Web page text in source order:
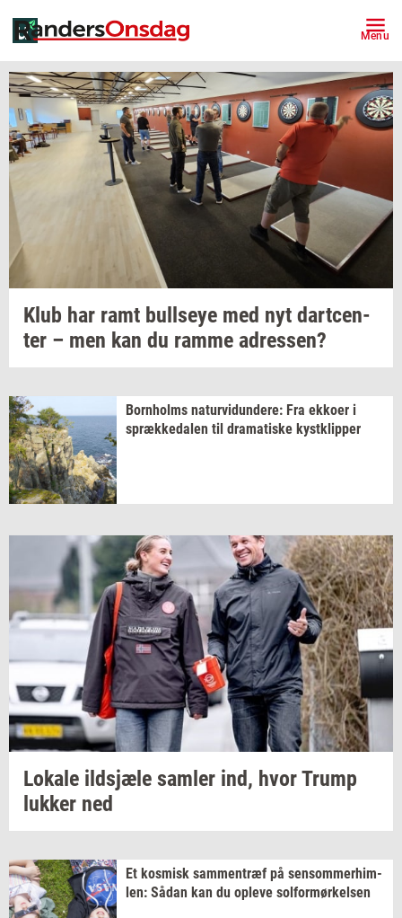
Menu
Klub har ramt bull­seye med nyt dart­cen­
ter – men kan du ramme adres­sen?
Born­holms na­tur­vi­dun­de­re: Fra ek­ko­er i
spræk­ke­da­len til dra­ma­ti­ske kyst­klip­per
Lo­ka­le ildsjæ­le sam­ler ind, hvor Trump
luk­ker ned
Et kos­misk sam­men­træf på sen­som­mer­him­
len: Sådan kan du op­le­ve sol­for­mør­kel­sen